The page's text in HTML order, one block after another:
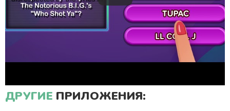
ДРУГИЕ ПРИЛОЖЕНИЯ: